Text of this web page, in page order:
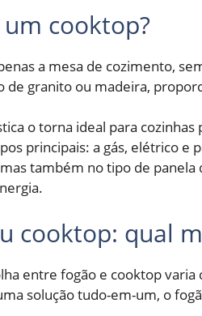
cooktop?
a mesa de cozimento,
de granito ou madeira,
o torna ideal para
principais: a gás, elétrico e
também no tipo de panela
cooktop: qual
entre fogão e cooktop
solução tudo-em-um, o